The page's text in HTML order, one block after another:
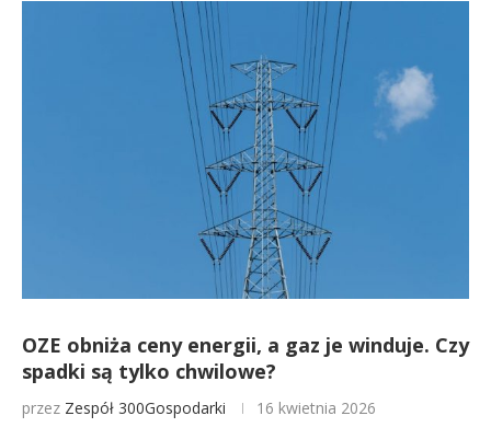
OZE obniża ceny energii, a gaz je winduje. Czy
spadki są tylko chwilowe?
przez Zespół 300Gospodarki 16 kwietnia 2026